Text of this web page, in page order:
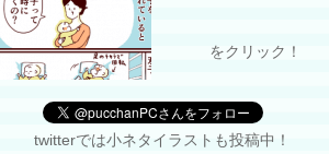
をクリック！
twitterでは小ネタイラストも投稿中！